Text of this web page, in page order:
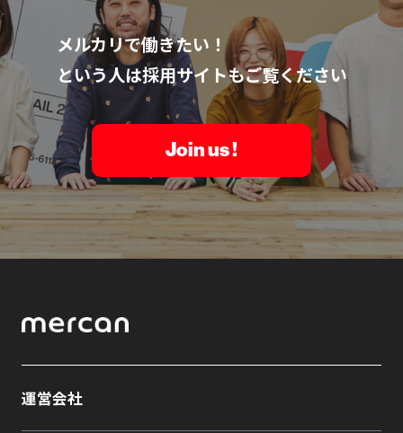
メルカリで働きたい！
という人は採用サイトもご覧ください
Join us !
運営会社